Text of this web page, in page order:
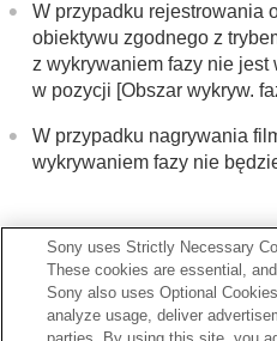
AF ze spustem
AF włączony
Blokada fokusa
Wstępny AF
Ust. prioryt. w AF-C
Wspomaganie AF
AF z powiększen.
Auto. pow. w MF
Powiększenie
Czas pow.ust.ostr.
W przypadku rejestrowania
obiektywu zgodnego z
z wykrywaniem fazy nie
w pozycji [Obszar wykryw.
W przypadku nagrywania
wykrywaniem fazy nie
obsz. AF-C
Sony uses Strictly Necessary
These cookies are essential,
Sony also uses Optional
analyze usage, deliver